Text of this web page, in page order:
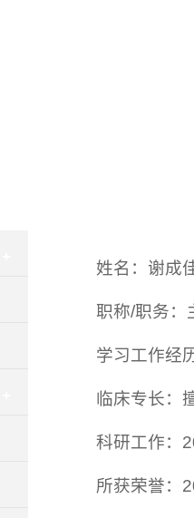
姓名：谢成
职称/职务：
学习工作经
临床专长：
科研工作：
所获荣誉：